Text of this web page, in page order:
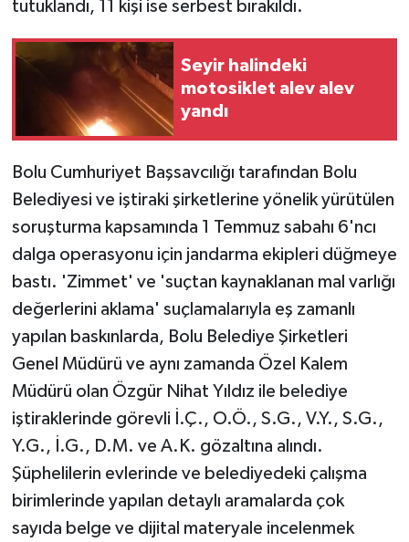
tutuklandı, 11 kişi ise serbest bırakıldı.
Seyir halindeki
motosiklet alev alev
yandı
Bolu Cumhuriyet Başsavcılığı tarafından Bolu
Belediyesi ve iştiraki şirketlerine yönelik yürütülen
soruşturma kapsamında 1 Temmuz sabahı 6'ncı
dalga operasyonu için jandarma ekipleri düğmeye
bastı. 'Zimmet' ve 'suçtan kaynaklanan mal varlığı
değerlerini aklama' suçlamalarıyla eş zamanlı
yapılan baskınlarda, Bolu Belediye Şirketleri
Genel Müdürü ve aynı zamanda Özel Kalem
Müdürü olan Özgür Nihat Yıldız ile belediye
iştiraklerinde görevli İ.Ç., O.Ö., S.G., V.Y., S.G.,
Y.G., İ.G., D.M. ve A.K. gözaltına alındı.
Şüphelilerin evlerinde ve belediyedeki çalışma
birimlerinde yapılan detaylı aramalarda çok
sayıda belge ve dijital materyale incelenmek